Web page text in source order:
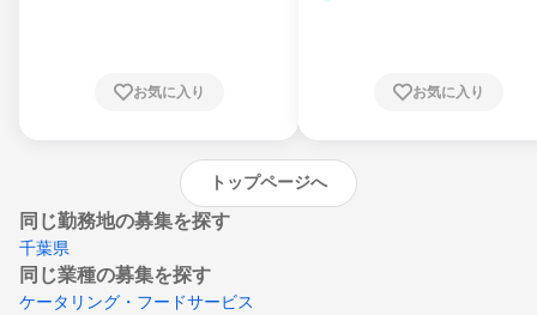
崎県、熊本県、大分県、宮崎県、鹿児島県、
お気に入り お気に入り
トップページへ
同じ勤務地の募集を探す
千葉県
同じ業種の募集を探す
ケータリング・フードサービス